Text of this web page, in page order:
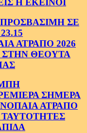
Η ΕΚΕΙΝΟΙ
ΣΕ
ΑΤΡΑΠΟ 2026
ΣΤΗΝ ΘΕΟΥΤΑ
ΣΗΜΕΡΑ
ΑΤΡΑΠΟ
ΤΑΥΤΟΤΗΤΕΣ